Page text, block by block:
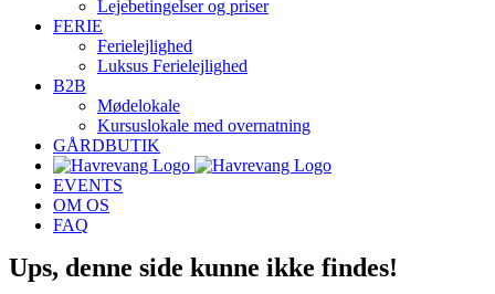
Lejebetingelser og priser
FERIE
Ferielejlighed
Luksus Ferielejlighed
B2B
Mødelokale
Kursuslokale med overnatning
GÅRDBUTIK
EVENTS
OM OS
FAQ
Ups, denne side kunne ikke findes!